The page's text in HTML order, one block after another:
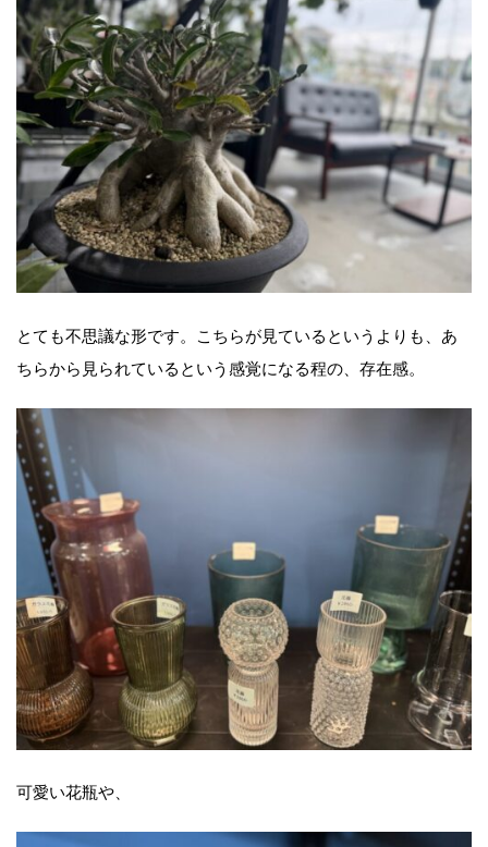
とても不思議な形です。こちらが見ているというよりも、あ
ちらから見られているという感覚になる程の、存在感。
可愛い花瓶や、